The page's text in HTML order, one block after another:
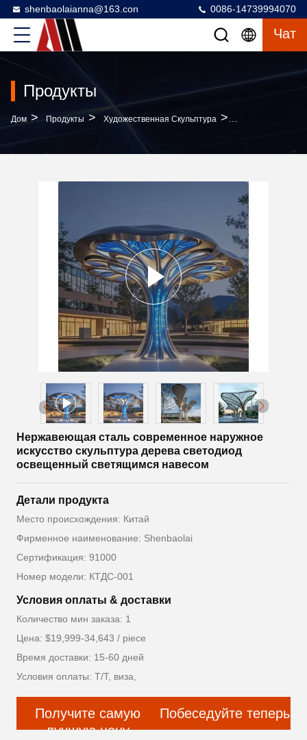
shenbaolaianna@163.con 0086-14739994070
Чат
Продукты
Дом > Продукты > Художественная Скульптура >
Нержавеющая сталь современное наружное
искусство скульптура дерева светодиод
освещенный светящимся навесом
Детали продукта
Место происхождения: Китай
Фирменное наименование: Shenbaolai
Сертификация: 91000
Номер модели: КТДС-001
Условия оплаты & доставки
Количество мин заказа: 1
Цена: $19,999-34,643 / piece
Время доставки: 15-60 дней
Условия оплаты: Т/Т, виза,
Получите самую
лучшую цену
Побеседуйте теперь